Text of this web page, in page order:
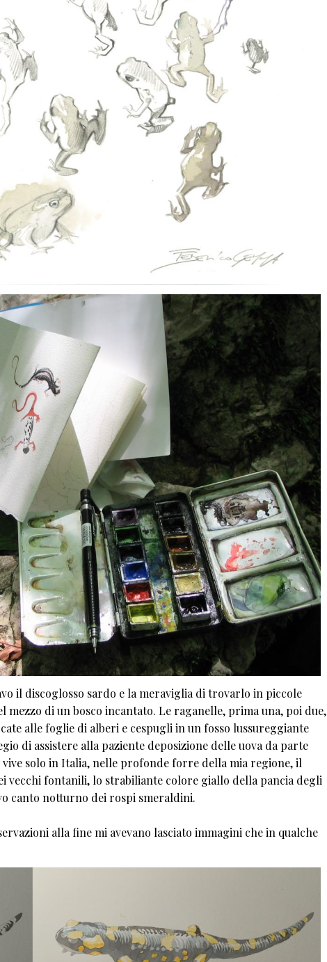
il discoglosso sardo e la meraviglia di trovarlo in piccole
mezzo di un bosco incantato. Le raganelle, prima una, poi due,
alle foglie di alberi e cespugli in un fosso lussureggiante
di assistere alla paziente deposizione delle uova da parte
solo in Italia, nelle profonde forre della mia regione, il
vecchi fontanili, lo strabiliante colore giallo della pancia degli
canto notturno dei rospi smeraldini.
alla fine mi avevano lasciato immagini che in qualche